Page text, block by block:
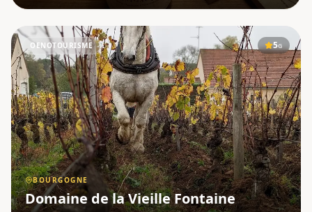
OENOTOURISME 5G
BOURGOGNE
Domaine de la Vieille Fontaine